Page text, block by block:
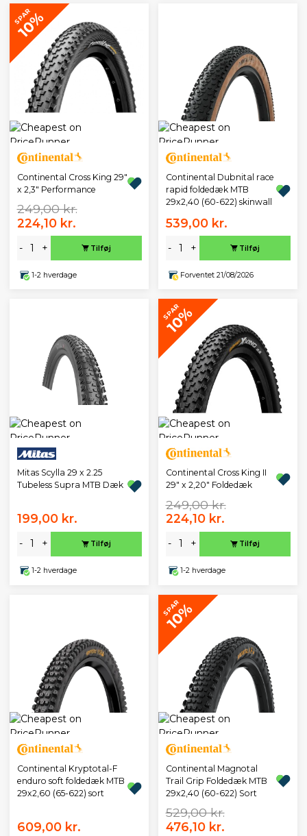
SPAR
10%
Continental Cross King 29"
x 2,3" Performance
249,00 kr.
224,10 kr.
- + Tilføj
1-2 hverdage
Continental Dubnital race
rapid foldedæk MTB
29x2,40 (60-622) skinwall
539,00 kr.
- + Tilføj
Forventet 21/08/2026
Mitas Scylla 29 x 2.25
Tubeless Supra MTB Dæk
199,00 kr.
- + Tilføj
1-2 hverdage
SPAR
10%
Continental Cross King II
29" x 2,20" Foldedæk
249,00 kr.
224,10 kr.
- + Tilføj
1-2 hverdage
Continental Kryptotal-F
enduro soft foldedæk MTB
29x2,60 (65-622) sort
609,00 kr.
SPAR
10%
Continental Magnotal
Trail Grip Foldedæk MTB
29x2,40 (60-622) Sort
529,00 kr.
476,10 kr.